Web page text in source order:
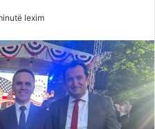
lexim